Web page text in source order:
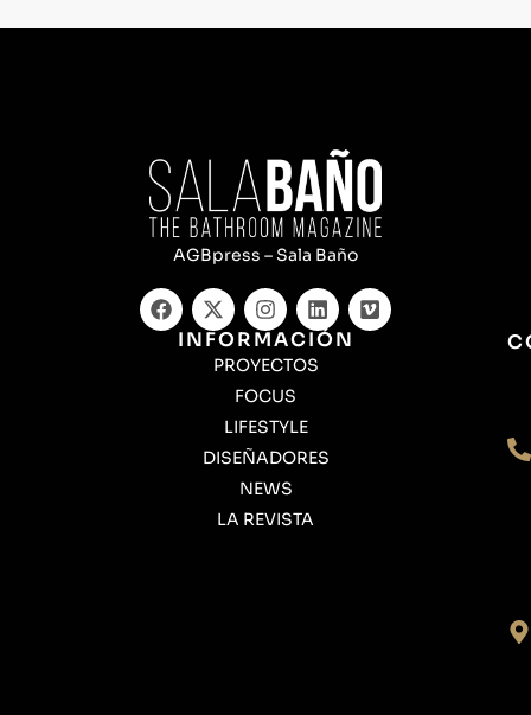
AGBpress – Sala Baño
INFORMACIÓN
PROYECTOS
FOCUS
LIFESTYLE
DISEÑADORES
NEWS
LA REVISTA